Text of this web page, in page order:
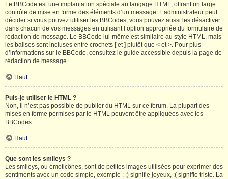
Le BBCode est une implantation spéciale au langage HTML, offrant un large
contrôle de mise en forme des éléments d’un message. L’administrateur peut
décider si vous pouvez utiliser les BBCodes, vous pouvez aussi les désactiver
dans chacun de vos messages en utilisant l’option appropriée du formulaire de
rédaction de message. Le BBCode lui-même est similaire au style HTML, mais
les balises sont incluses entre crochets [ et ] plutôt que < et >. Pour plus
d’informations sur le BBCode, consultez le guide accessible depuis la page de
rédaction de message.
Haut
Puis-je utiliser le HTML ?
Non, il n’est pas possible de publier du HTML sur ce forum. La plupart des
mises en forme permises par le HTML peuvent être appliquées avec les
BBCodes.
Haut
Que sont les smileys ?
Les smileys, ou émoticônes, sont de petites images utilisées pour exprimer des
sentiments avec un code simple, exemple : :) signifie joyeux, :( signifie triste. La